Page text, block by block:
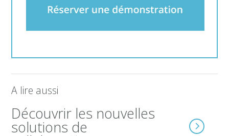
A lire aussi
Découvrir les nouvelles
solutions de